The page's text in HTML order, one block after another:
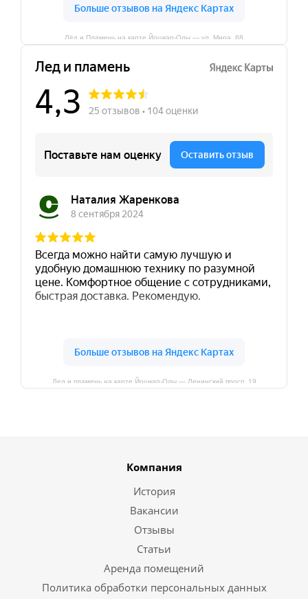
Лёд и Пламень на карте Йошкар‑Олы — ул. Мира, 68
Лед и пламень на карте Йошкар‑Олы — Ленинский просп.,19
Компания
История
Вакансии
Отзывы
Статьи
Аренда помещений
Политика обработки персональных данных